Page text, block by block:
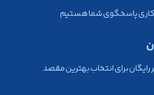
کاری پاسخگوی شما هستیم
رایگان برای انتخاب بهترین مقصد